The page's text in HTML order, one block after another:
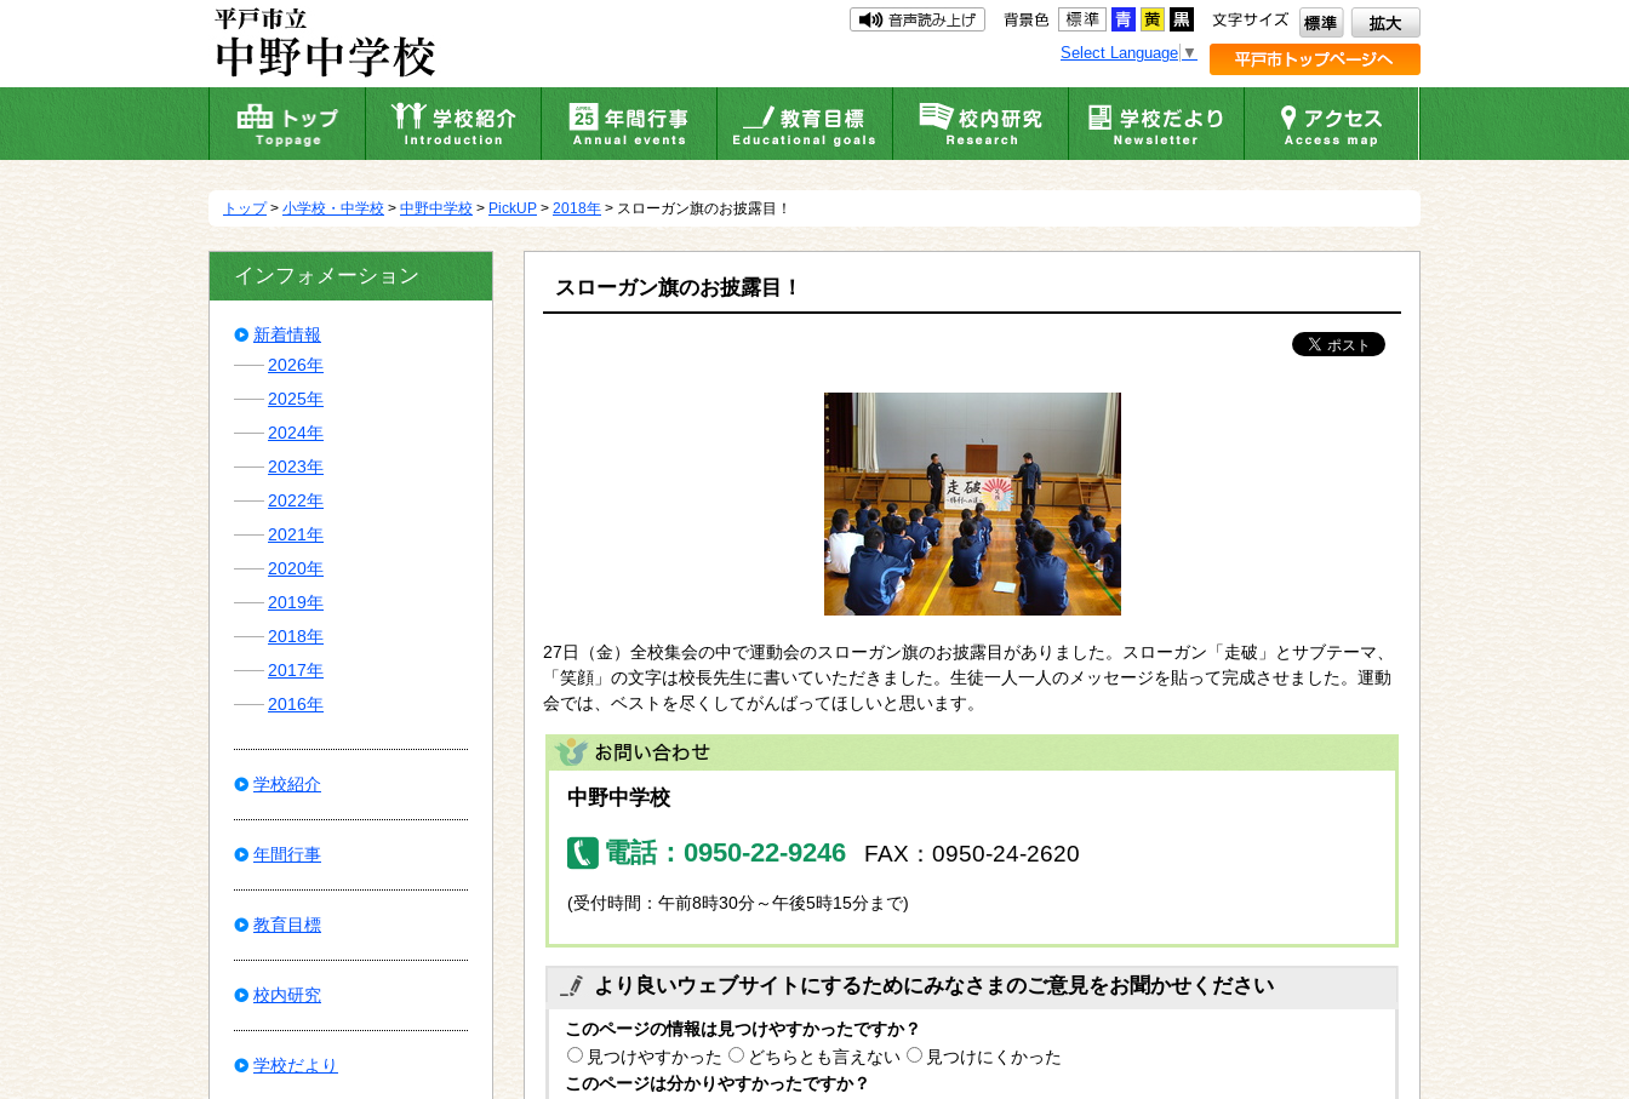
動
Select Language ▼
トップ> 小学校・中学校 > 中野中学校 > PickUP > 2018年 > スローガン旗のお披露目！
スローガン旗のお披露目！
27日（金）全校集会の中で運動会のスローガン旗のお披露目がありました。スローガン「走破」とサブテーマ、
「笑顔」の文字は校長先生に書いていただきました。生徒一人一人のメッセージを貼って完成させました。運動
会では、ベストを尽くしてがんばってほしいと思います。
中野中学校
電話：0950-22-9246 FAX：0950-24-2620
(受付時間：午前8時30分～午後5時15分まで)
より良いウェブサイトにするためにみなさまのご意見をお聞かせください
このページの情報は見つけやすかったですか？
見つけやすかった
どちらとも言えない
見つけにくかった
このページは分かりやすかったですか？
インフォメーション
新着情報
2026年
2025年
2024年
2023年
2022年
2021年
2020年
2019年
2018年
2017年
2016年
学校紹介
年間行事
教育目標
校内研究
学校だより